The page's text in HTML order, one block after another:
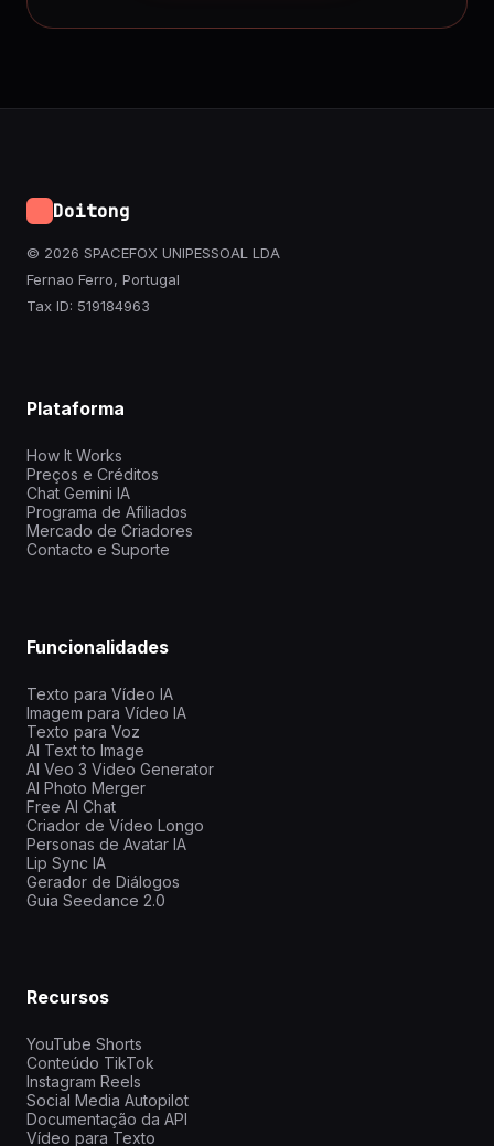
Doitong
© 2026 SPACEFOX UNIPESSOAL LDA
Fernao Ferro, Portugal
Tax ID: 519184963
Plataforma
How It Works
Preços e Créditos
Chat Gemini IA
Programa de Afiliados
Mercado de Criadores
Contacto e Suporte
Funcionalidades
Texto para Vídeo IA
Imagem para Vídeo IA
Texto para Voz
AI Text to Image
AI Veo 3 Video Generator
AI Photo Merger
Free AI Chat
Criador de Vídeo Longo
Personas de Avatar IA
Lip Sync IA
Gerador de Diálogos
Guia Seedance 2.0
Recursos
YouTube Shorts
Conteúdo TikTok
Instagram Reels
Social Media Autopilot
Documentação da API
Vídeo para Texto